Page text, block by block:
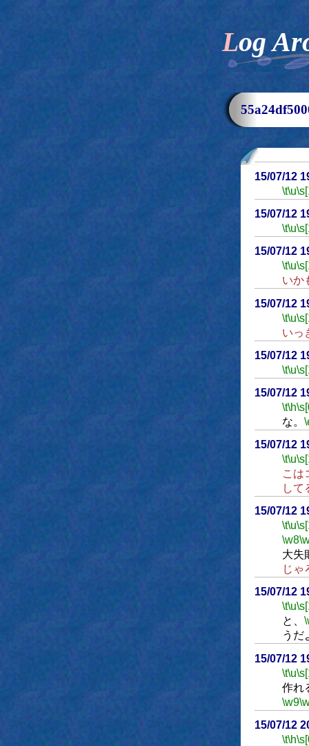
Log
15/07/12
\t\u
15/07/12
\t\u
15/07/12
\t\u
いか
15/07/12
\t\u
いっ
15/07/12
\t\u
15/07/12
\t\h
な。
15/07/12
\t\u
こは
して
15/07/12
\t\u
\w8
大失
じゃ
15/07/12
\t\u
と、
うだ
15/07/12
\t\u
作れ
\w9
15/07/12
\t\h